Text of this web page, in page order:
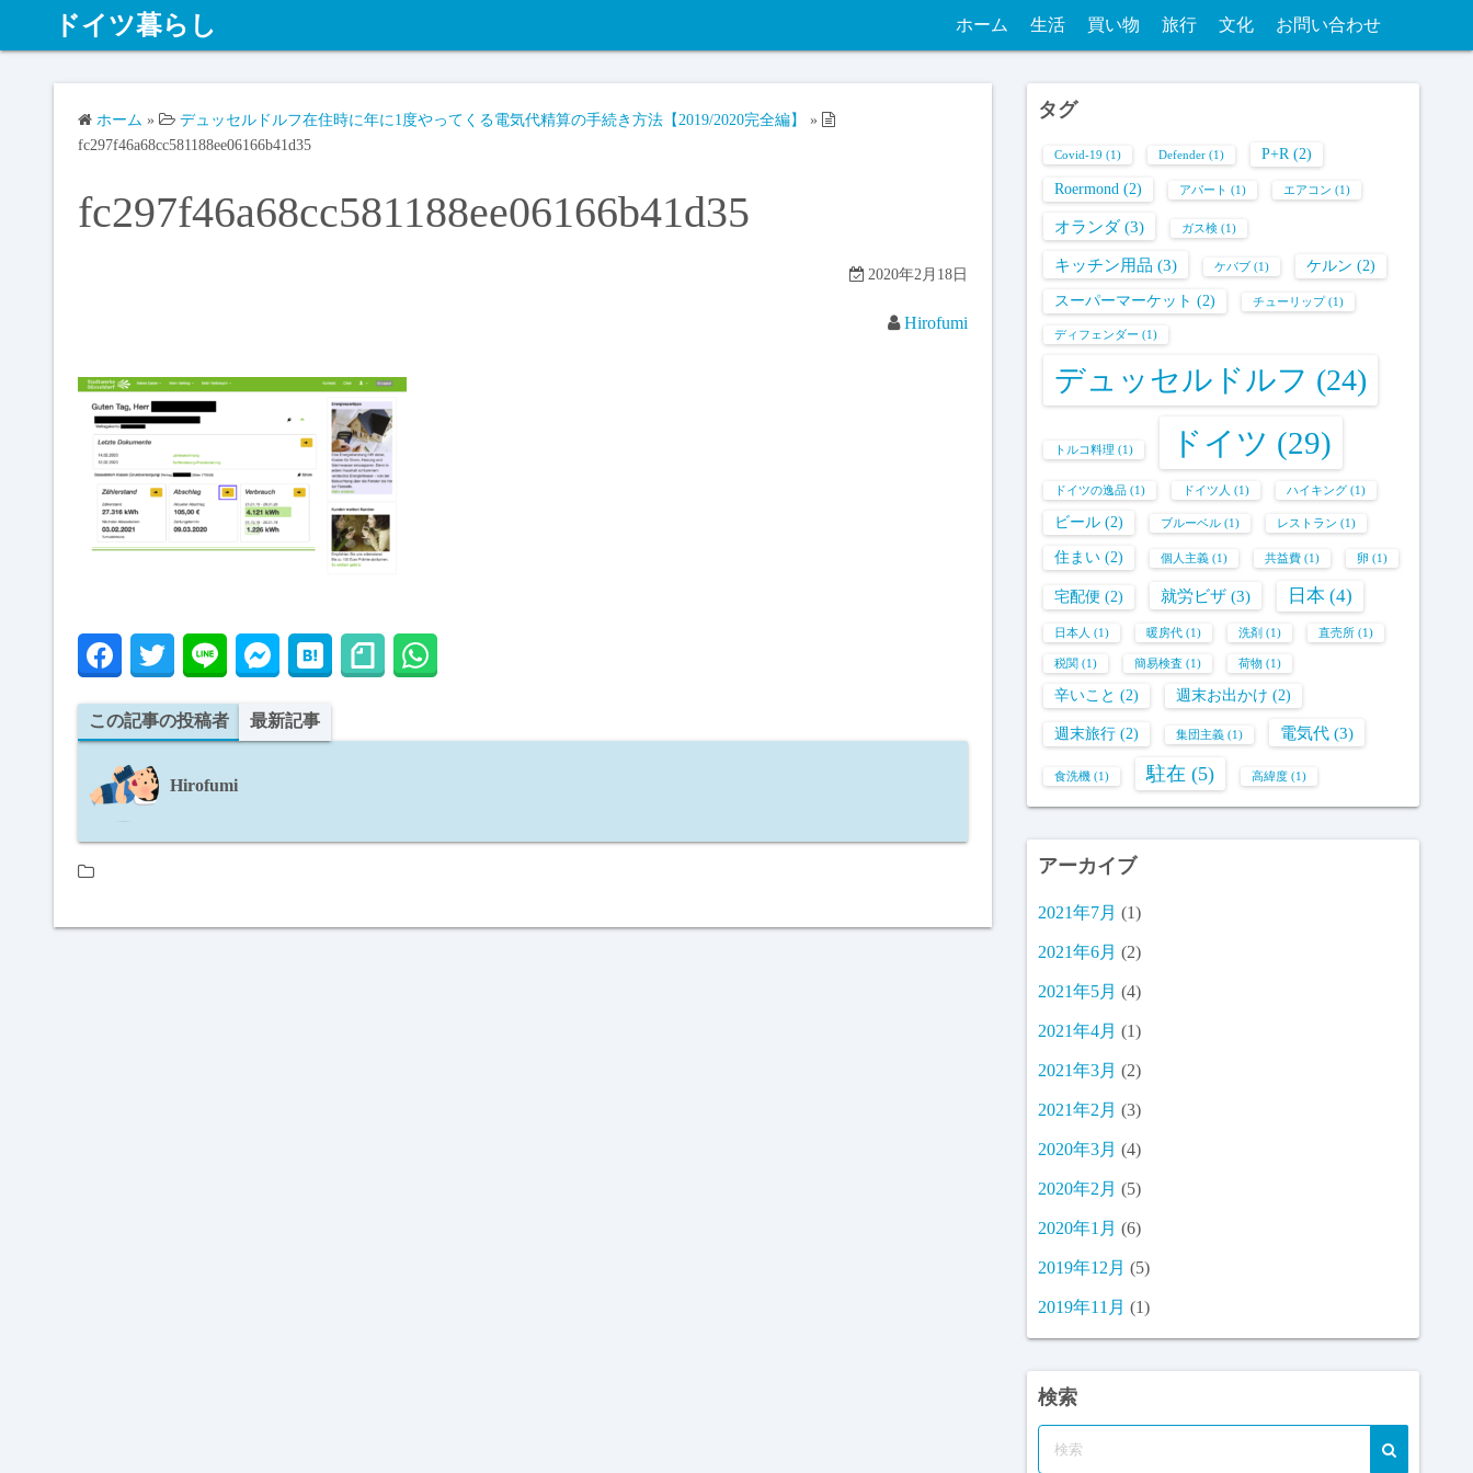
ドイツ暮らし ホーム 生活 買い物 旅行 文化 お問い合わせ
ホーム » デュッセルドルフ在住時に年に1度やってくる電気代精算の手続き方法【2019/2020完全編】
»
fc297f46a68cc581188ee06166b41d35
fc297f46a68cc581188ee06166b41d35
2020年2月18日
Hirofumi
この記事の投稿者 最新記事
Hirofumi
タグ
Covid-19 (1) Defender (1) P+R(2)
Roermond (2) アパート (1) エアコン (1)
オランダ(3) ガス検 (1)
キッチン用品 (3) ケバブ (1) ケルン (2)
スーパーマーケット (2) チューリップ(1)
ディフェンダー (1)
デュッセルドルフ (24)
トルコ料理 (1) ドイツ (29)
ドイツの逸品 (1) ドイツ人 (1) ハイキング (1)
ビール (2) ブルーベル (1) レストラン (1)
住まい (2) 個人主義 (1) 共益費 (1) 卵 (1)
宅配便 (2) 就労ビザ (3) 日本 (4)
日本人 (1) 暖房代 (1) 洗剤 (1) 直売所 (1)
税関 (1) 簡易検査 (1) 荷物 (1)
辛いこと (2) 週末お出かけ (2)
週末旅行 (2) 集団主義 (1) 電気代 (3)
食洗機 (1) 駐在 (5) 高緯度 (1)
アーカイブ
2021年7月 (1)
2021年6月 (2)
2021年5月 (4)
2021年4月 (1)
2021年3月 (2)
2021年2月 (3)
2020年3月 (4)
2020年2月 (5)
2020年1月 (6)
2019年12月 (5)
2019年11月 (1)
検索